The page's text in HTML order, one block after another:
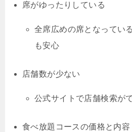
席がゆったりしている
全席広めの席となってい
も安心
店舗数が少ない
公式サイトで店舗検索が
食べ放題コースの価格と内容